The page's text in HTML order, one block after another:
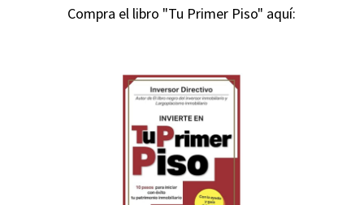
Compra el libro "Tu Primer Piso" aquí: